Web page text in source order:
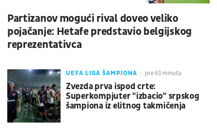
Partizanov mogući rival doveo veliko
pojačanje: Hetafe predstavio belgijskog
reprezentativca
UEFA LIGA ŠAMPIONA pre 43 minuta
Zvezda prva ispod crte:
Superkompjuter "izbacio" srpskog
šampiona iz elitnog takmičenja